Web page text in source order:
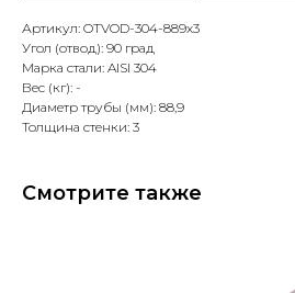
Артикул: OTVOD-304-889x3
Угол (отвод): 90 град
Марка стали: AISI 304
Вес (кг): -
Диаметр трубы (мм): 88,9
Толщина стенки: 3
Смотрите также